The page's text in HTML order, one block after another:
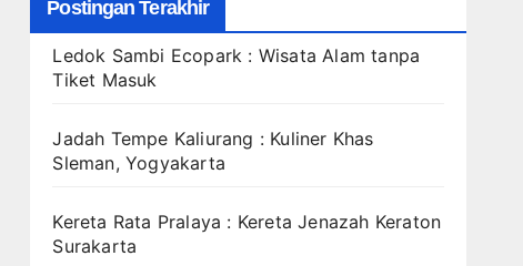
Postingan Terakhir
Ledok Sambi Ecopark : Wisata Alam tanpa
Tiket Masuk
Jadah Tempe Kaliurang : Kuliner Khas
Sleman, Yogyakarta
Kereta Rata Pralaya : Kereta Jenazah Keraton
Surakarta